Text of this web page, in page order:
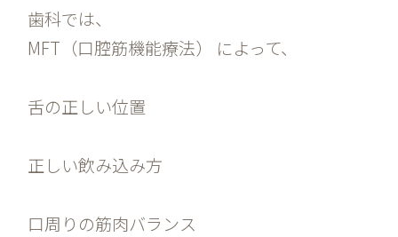
歯科では、
MFT（口腔筋機能療法） によって、
舌の正しい位置
正しい飲み込み方
口周りの筋肉バランス